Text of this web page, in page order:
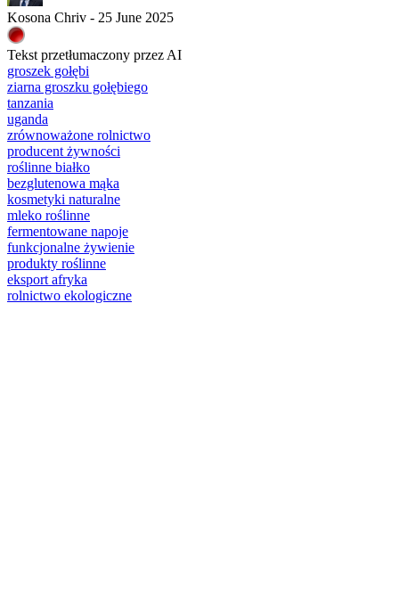
Kosona Chriv - 25 June 2025
Tekst przetłumaczony przez AI
groszek gołębi
ziarna groszku gołębiego
tanzania
uganda
zrównoważone rolnictwo
producent żywności
roślinne białko
bezglutenowa mąka
kosmetyki naturalne
mleko roślinne
fermentowane napoje
funkcjonalne żywienie
produkty roślinne
eksport afryka
rolnictwo ekologiczne